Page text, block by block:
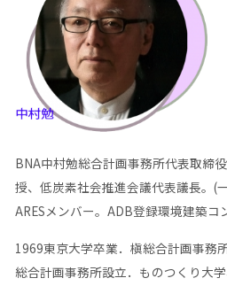
BNA中村勉総合計画事務所代表取締
授、低炭素社会推進会議代表議長。(
ARESメンバー。ADB登録環境建築コ
1969東京大学卒業．槇総合計画事務
総合計画事務所設立．ものつくり大